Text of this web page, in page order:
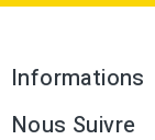
Informations
Nous Suivre